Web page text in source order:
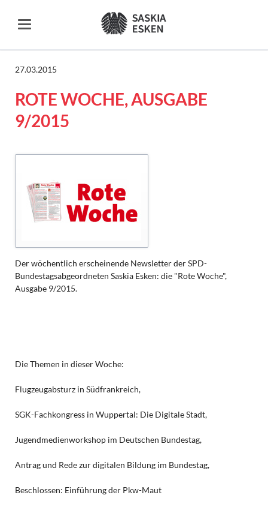
27.03.2015
ROTE WOCHE, AUSGABE
9/2015
Der wöchentlich erscheinende Newsletter der SPD-
Bundestagsabgeordneten Saskia Esken: die "Rote Woche",
Ausgabe 9/2015.
Die Themen in dieser Woche:
Flugzeugabsturz in Südfrankreich,
SGK-Fachkongress in Wuppertal: Die Digitale Stadt,
Jugendmedienworkshop im Deutschen Bundestag,
Antrag und Rede zur digitalen Bildung im Bundestag,
Beschlossen: Einführung der Pkw-Maut